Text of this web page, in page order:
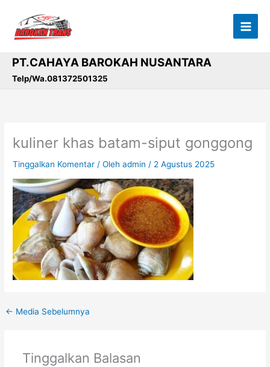
konten
PT.CAHAYA BAROKAH NUSANTARA
Telp/Wa.081372501325
kuliner khas batam-siput gonggong
Tinggalkan Komentar / Olehadmin / 2 Agustus 2025
← Media Sebelumnya
Tinggalkan Balasan